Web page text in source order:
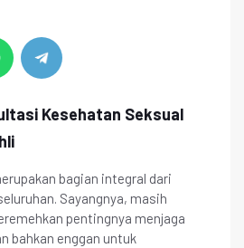
Kesehatan Seksual
bagian integral dari
Sayangnya, masih
pentingnya menjaga
bahkan enggan untuk